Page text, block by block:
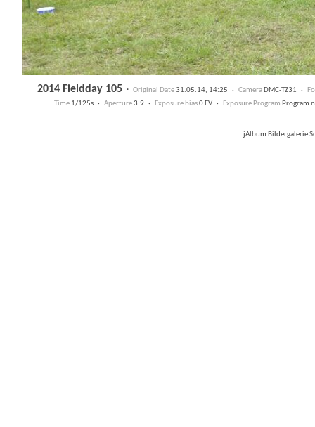
2014 Fieldday 105· Original Date31.05.14, 14:25 · CameraDMC-TZ31 ·
Time 1/125s · Aperture3.9 · Exposure bias0 EV · Exposure Program Program
jAlbum Bildergalerie